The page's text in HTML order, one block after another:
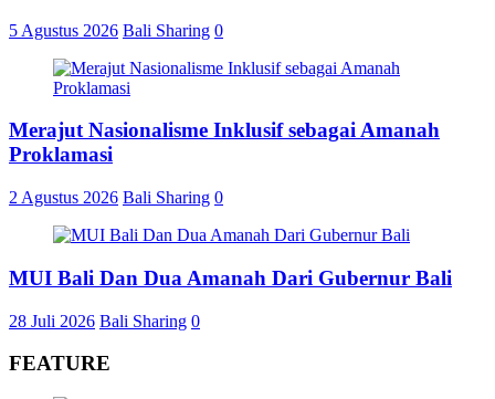
5 Agustus 2026 Bali Sharing 0
Merajut Nasionalisme Inklusif sebagai Amanah
Proklamasi
2 Agustus 2026 Bali Sharing 0
MUI Bali Dan Dua Amanah Dari Gubernur Bali
28 Juli 2026 Bali Sharing 0
FEATURE